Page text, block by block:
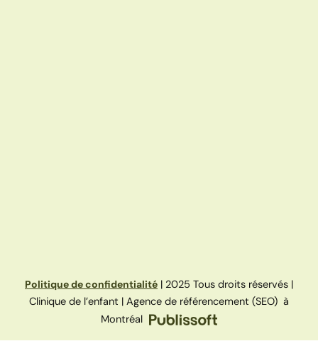
Politique de confidentialité | 2025 Tous droits réservés |
Clinique de l’enfant | Agence de référencement (SEO) à
Montréal